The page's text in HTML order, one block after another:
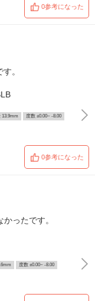
0参考になった
。
13.9mm 度数 ±0.00~ -8.00
0参考になった
ったです。
度数 ±0.00~ -8.00